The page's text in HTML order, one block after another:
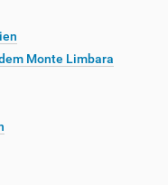
Monte Limbara